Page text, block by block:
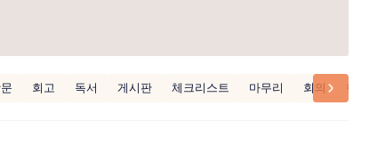
회고 독서 게시판 체크리스트 마무리 회의 현황